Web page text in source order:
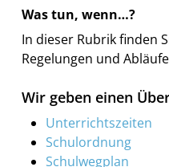
Was tun, wenn…?
In dieser Rubrik finden
Regelungen und
Wir geben einen
Unterrichtszeiten
Schulordnung
Schulwegplan